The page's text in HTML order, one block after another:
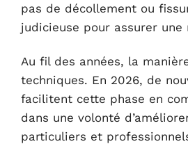
pas de décollement ou
judicieuse pour assurer
Au fil des années, la
techniques. En 2026, de
facilitent cette phase en
dans une volonté
particuliers et